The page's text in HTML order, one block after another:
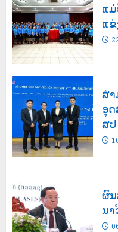
ແ
ແ
ສຳ
ອຸ
ສ
ຜົນ
ນາ